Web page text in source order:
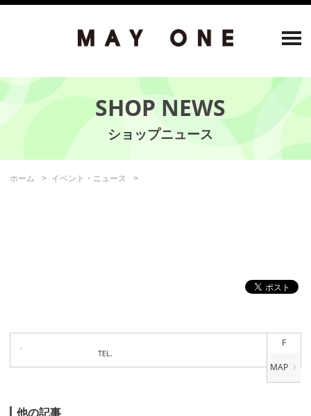
SHOP NEWS
ホーム イベント・ニュース
F
TEL.
他の記事